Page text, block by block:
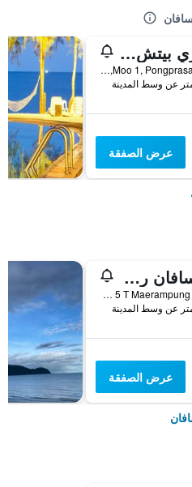
سينيري بيتش ريزورت
100/2 Moo 1, Pongprasart, بانج سافان, تايلاند
عرض الصفقة
بانج سافان ريزورت
36/1-20 Moo 5 T Maerampung, بانج سافان, تايلاند
عرض الصفقة